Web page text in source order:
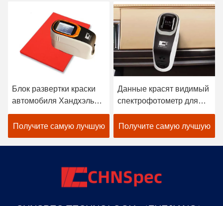
Блок развертки краски
автомобиля Хандхэльд
спектрофотометра
цветометра Лигхтвайгх
атомный
Получите самую лучшую
Данные красят видимый
спектрофотометр для
подбора цветов ткани в
черноте
Получите самую лучшую